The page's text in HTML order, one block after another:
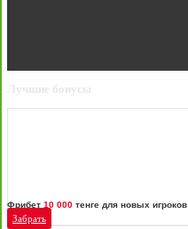
Лучшие бонусы
Фрибет 10 000 тенге для новых игроков
Забрать